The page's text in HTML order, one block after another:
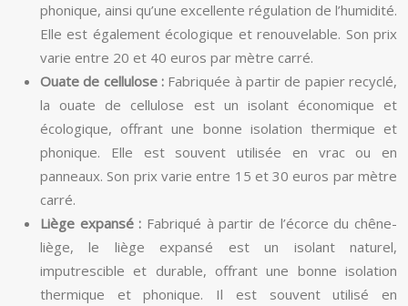
phonique, ainsi qu’une excellente régulation de l’humidité.
Elle est également écologique et renouvelable. Son prix
varie entre 20 et 40 euros par mètre carré.
Ouate de cellulose : Fabriquée à partir de papier recyclé,
la ouate de cellulose est un isolant économique et
écologique, offrant une bonne isolation thermique et
phonique. Elle est souvent utilisée en vrac ou en
panneaux. Son prix varie entre 15 et 30 euros par mètre
carré.
Liège expansé : Fabriqué à partir de l’écorce du chêne-
liège, le liège expansé est un isolant naturel,
imputrescible et durable, offrant une bonne isolation
thermique et phonique. Il est souvent utilisé en